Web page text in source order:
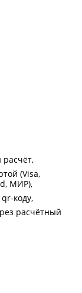
(Visa,
МИР)
коду
расчётный